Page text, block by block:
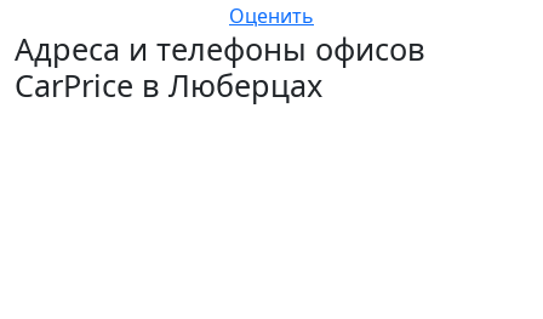
Оценить
Адреса и телефоны офисов
CarPrice в Люберцах